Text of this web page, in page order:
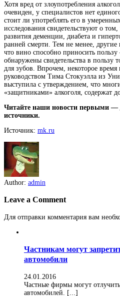
Хотя вред от злоупотребления
очевиден, у специалистов нет
стоит ли употреблять его в
исследования свидетельствуют о
развития деменции, диабета и
ранней смерти. Тем не менее, другие
что вино способно приносить
обнаружены свидетельства в пользу
для зубов. Впрочем, некоторое время
руководством Тима Стокуэлла из
выступила с утверждением, что
«защитниками» алкоголя, содержат
Читайте наши новости первыми
источники.
Источник: mk.ru
Author: admin
Leave a Comment
Для отправки комментария вам
Частникам могут
автомобили
24.01.2016
Частные фирмы могут
автомобилей. [...]